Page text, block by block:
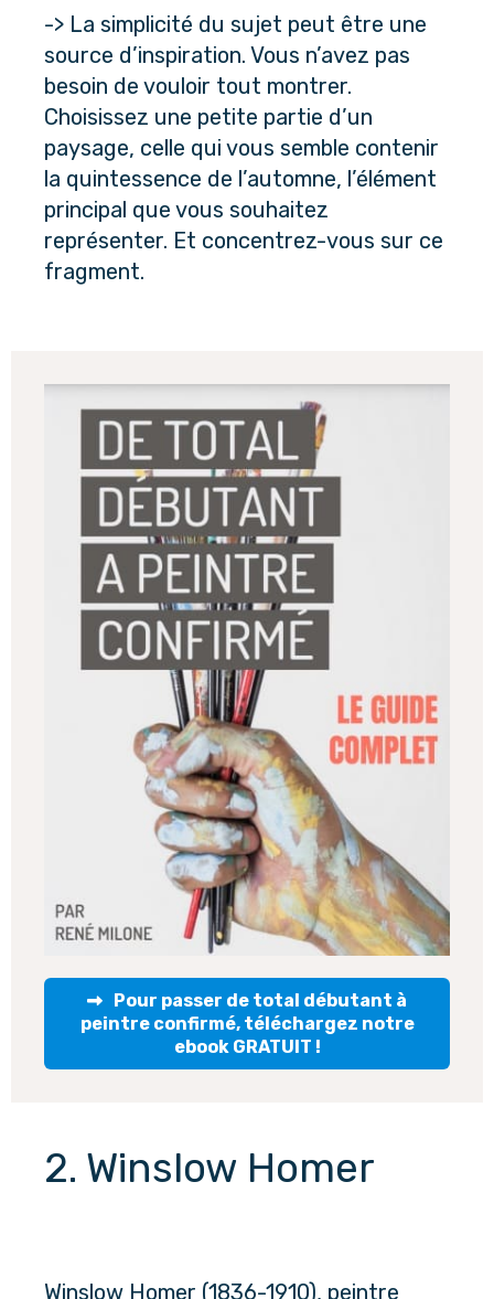
-> La simplicité du sujet peut être une
source d’inspiration. Vous n’avez pas
besoin de vouloir tout montrer.
Choisissez une petite partie d’un
paysage, celle qui vous semble contenir
la quintessence de l’automne, l’élément
principal que vous souhaitez
représenter. Et concentrez-vous sur ce
fragment.
Pour passer de total débutant à
peintre confirmé, téléchargez notre
ebook GRATUIT !
2. Winslow Homer
Winslow Homer (1836-1910), peintre